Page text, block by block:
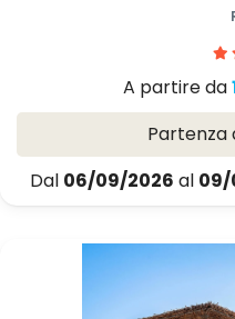
A partire da
Partenza
Dal 06/09/2026 al 09/